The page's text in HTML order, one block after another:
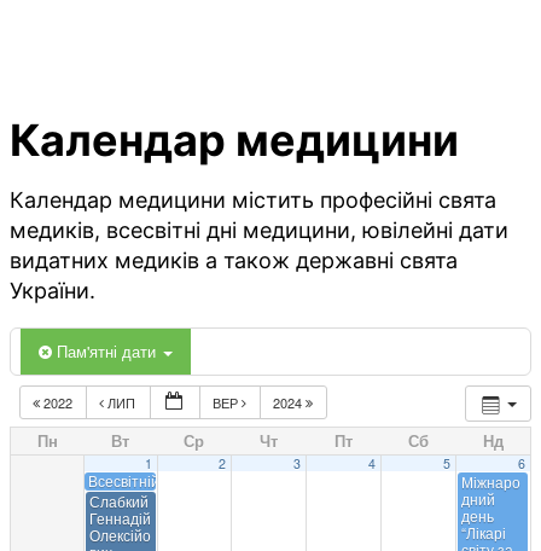
Календар медицини
Календар медицини містить професійні свята
медиків, всесвітні дні медицини, ювілейні дати
видатних медиків а також державні свята
України.
Пам'ятні дати
2022 ЛИП ВЕР 2024
Пн Вт Ср Чт Пт Сб Нд
1
Всесвітній тиждень підтримки грудного вигодовування
Слабкий
Геннадій
Олексійо
2 3 4 5 6
Міжнаро
дний
день
“Лікарі